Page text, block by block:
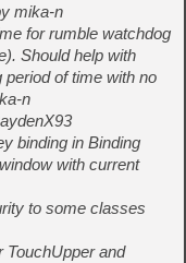
mika-n
for rumble watchdog
Should help with
of time with no
n
binding in Binding
with current
to some classes
TouchUpper and